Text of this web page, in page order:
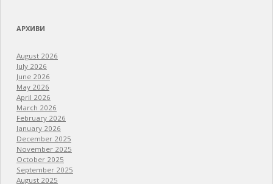
АРХИВИ
August 2026
July 2026
June 2026
May 2026
April 2026
March 2026
February 2026
January 2026
December 2025
November 2025
October 2025
September 2025
August 2025